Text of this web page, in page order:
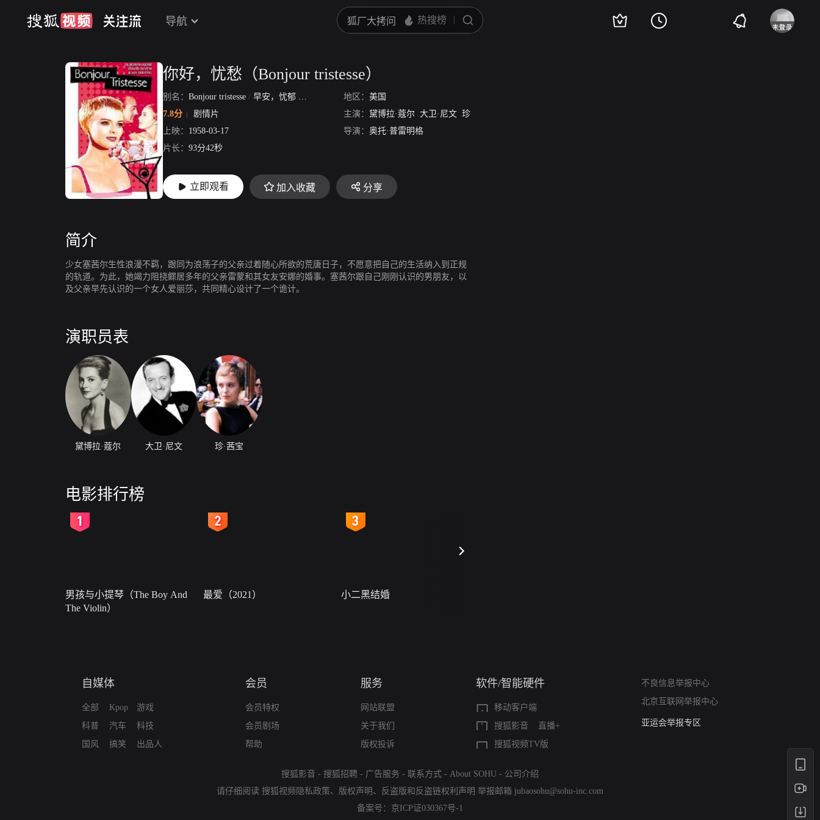
导航
你好，忧愁（Bonjour tristesse）
别名： Bonjour tristesse / 早安，忧郁 / 弗朗索瓦·萨冈--你好，忧伤
地区： 美国
7.8分
剧情片 主演： 黛博拉·蔻尔 大卫·尼文 珍·茜宝
上映： 1958-03-17 导演： 奥托·普雷明格
片长： 93分42秒
立即观看 加入收藏 分享
简介
少女塞茜尔生性浪漫不羁，跟同为浪荡子的父亲过着随心所欲的荒唐日子，不愿意把自己的生活纳入到正规
的轨道。为此，她竭力阻挠鳏居多年的父亲雷蒙和其女友安娜的婚事。塞茜尔跟自己刚刚认识的男朋友，以
及父亲早先认识的一个女人爱丽莎，共同精心设计了一个诡计。
演职员表
黛博拉·蔻尔 大卫·尼文 珍·茜宝
电影排行榜
男孩与小提琴（The Boy And
The Violin）
最爱（2021） 小二黑结婚
自媒体
全部
科普
国风
Kpop
汽车
搞笑
游戏
科技
出品人
会员
会员特权
会员剧场
帮助
服务
网站联盟
关于我们
版权投诉
软件/智能硬件
移动客户端
搜狐影音
直播+
搜狐视频TV版
不良信息举报中心
北京互联网举报中心
算法推荐专项举报
亚运会举报专区
搜狐影音 - 搜狐招聘 - 广告服务 - 联系方式 - About SOHU - 公司介绍
请仔细阅读 搜狐视频隐私政策、 版权声明 、 反盗版和反盗链权利声明 举报邮箱 jubaosohu@sohu-inc.com
备案号： 京ICP证030367号-1